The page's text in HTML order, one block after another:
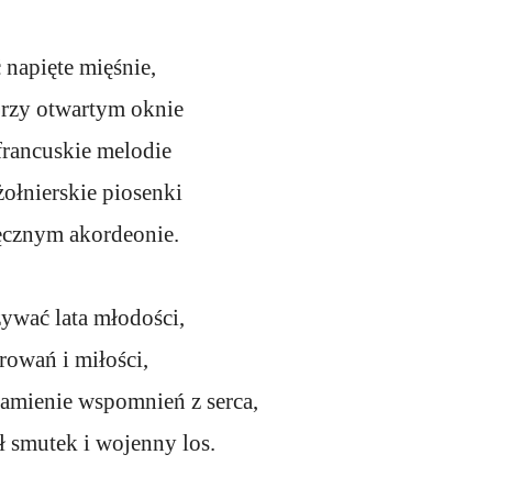
mięśnie,
otwartym oknie
melodie
piosenki
akordeonie.
lata młodości,
i miłości,
wspomnień z serca,
smutek i wojenny los.